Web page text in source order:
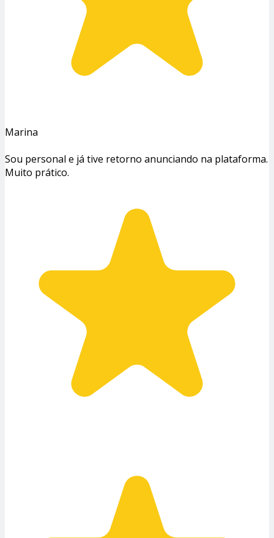
Marina
Sou personal e já tive retorno anunciando na plataforma.
Muito prático.